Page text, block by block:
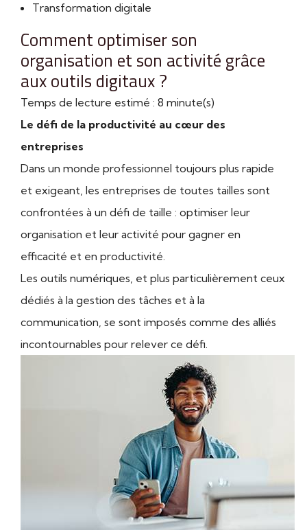
Transformation digitale
Comment optimiser son
organisation et son activité grâce
aux outils digitaux ?
Temps de lecture estimé : 8 minute(s)
Le défi de la productivité au cœur des
entreprises
Dans un monde professionnel toujours plus rapide
et exigeant, les entreprises de toutes tailles sont
confrontées à un défi de taille : optimiser leur
organisation et leur activité pour gagner en
efficacité et en productivité.
Les outils numériques, et plus particulièrement ceux
dédiés à la gestion des tâches et à la
communication, se sont imposés comme des alliés
incontournables pour relever ce défi.